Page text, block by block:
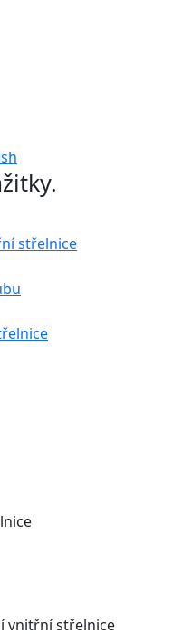
.
střelnice
vnitřní střelnice